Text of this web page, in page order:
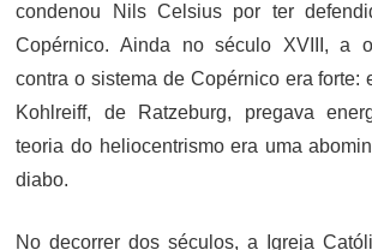
condenou Nils Celsius por ter
Copérnico. Ainda no século XVIII, a
contra o sistema de Copérnico era forte:
Kohlreiff, de Ratzeburg, pregava
teoria do heliocentrismo era uma
diabo.
No decorrer dos séculos, a Igreja